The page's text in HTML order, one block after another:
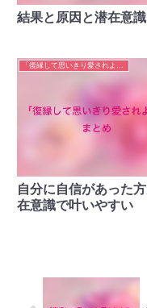
結果と原因と潜在意識
自分に自信があった
在意識で叶いやすい